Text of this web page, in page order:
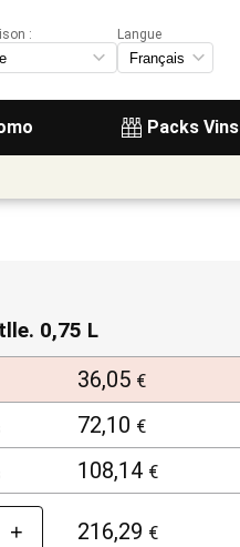
Packs Vins
:
Langue
0,75 L
36,05 €
72,10 €
108,14 €
+ 216,29 €